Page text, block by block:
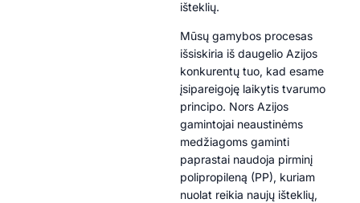
išteklių.
Mūsų gamybos procesas
išsiskiria iš daugelio Azijos
konkurentų tuo, kad esame
įsipareigoję laikytis tvarumo
principo. Nors Azijos
gamintojai neaustinėms
medžiagoms gaminti
paprastai naudoja pirminį
polipropileną (PP), kuriam
nuolat reikia naujų išteklių,